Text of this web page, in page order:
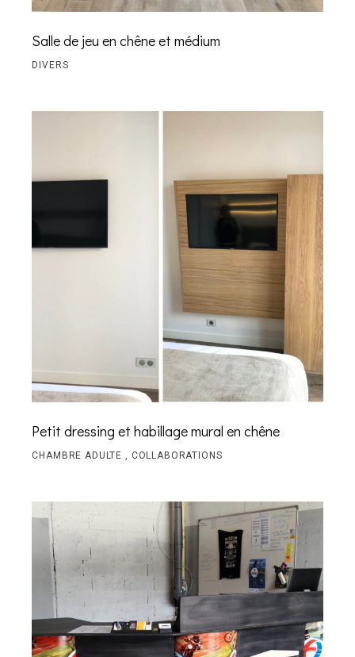
Salle de jeu en chêne et médium
DIVERS
Petit dressing et habillage mural en chêne
CHAMBRE ADULTE COLLABORATIONS